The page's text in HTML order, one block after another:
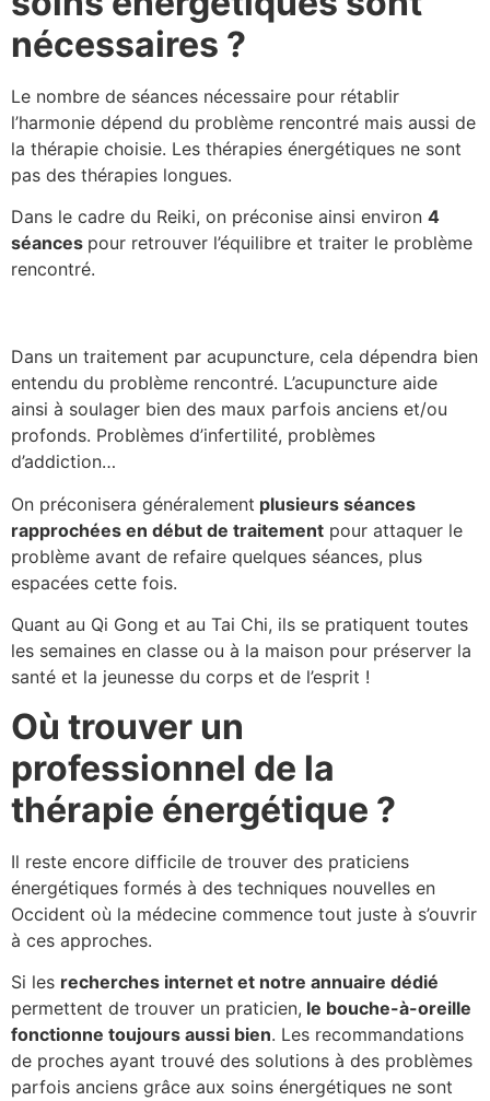
nécessaires ?
Le nombre de séances nécessaire pour rétablir
l’harmonie dépend du problème rencontré mais aussi de
la thérapie choisie. Les thérapies énergétiques ne sont
pas des thérapies longues.
Dans le cadre du Reiki, on préconise ainsi environ 4
séances pour retrouver l’équilibre et traiter le problème
rencontré.
Dans un traitement par acupuncture, cela dépendra bien
entendu du problème rencontré. L’acupuncture aide
ainsi à soulager bien des maux parfois anciens et/ou
profonds. Problèmes d’infertilité, problèmes
d’addiction…
On préconisera généralement plusieurs séances
rapprochées en début de traitement pour attaquer le
problème avant de refaire quelques séances, plus
espacées cette fois.
Quant au Qi Gong et au Tai Chi, ils se pratiquent toutes
les semaines en classe ou à la maison pour préserver la
santé et la jeunesse du corps et de l’esprit !
Où trouver un
professionnel de la
thérapie énergétique ?
Il reste encore difficile de trouver des praticiens
énergétiques formés à des techniques nouvelles en
Occident où la médecine commence tout juste à s’ouvrir
à ces approches.
Si les recherches internet et notre annuaire dédié
permettent de trouver un praticien, le bouche-à-oreille
fonctionne toujours aussi bien. Les recommandations
de proches ayant trouvé des solutions à des problèmes
parfois anciens grâce aux soins énergétiques ne sont